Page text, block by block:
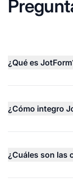
¿Qué es
¿Cómo integro
¿Cuáles son las